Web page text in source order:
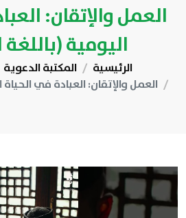
العمل والإتقان:
اليومية
الرئيسية المكتبة الدعوية
العمل والإتقان: العبادة في